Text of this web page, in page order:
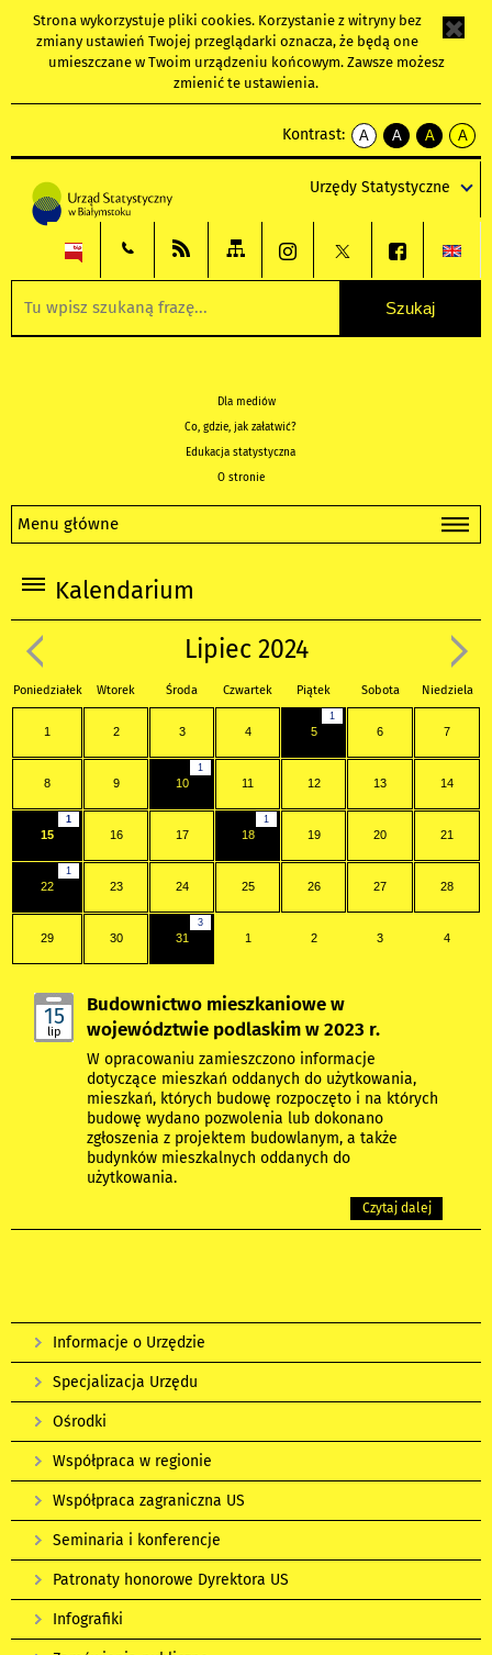
Strona wykorzystuje pliki cookies. Korzystanie z witryny bez
zmiany ustawień Twojej przeglądarki oznacza, że będą one
umieszczane w Twoim urządzeniu końcowym. Zawsze możesz
zmienić te ustawienia.
Kontrast:
A
kontrast
A
kontrast
tekst
czarnym
A
kontrast
tekst
czarnym
A
tekst
żółtym
Urzędy Statystyczne
Dla mediów
Co, gdzie, jak załatwić?
Edukacja statystyczna
O stronie
Menu główne
Kalendarium
Lipiec 2024
Poniedziałek Wtorek Środa Czwartek Piątek Sobota Niedziela
1 2 3 4
1
5 6 7
8 9
1
10 11 12 13 14
1
15 16 17
1
18 19 20 21
1
22 23 24 25 26 27 28
29 30
3
31 1 2 3 4
15
lip
Budownictwo mieszkaniowe w
województwie podlaskim w 2023 r.
W opracowaniu zamieszczono informacje
dotyczące mieszkań oddanych do użytkowania,
mieszkań, których budowę rozpoczęto i na których
budowę wydano pozwolenia lub dokonano
zgłoszenia z projektem budowlanym, a także
budynków mieszkalnych oddanych do
użytkowania.
Czytaj dalej
Informacje o Urzędzie
Specjalizacja Urzędu
Ośrodki
Współpraca w regionie
Współpraca zagraniczna US
Seminaria i konferencje
Patronaty honorowe Dyrektora US
Infografiki